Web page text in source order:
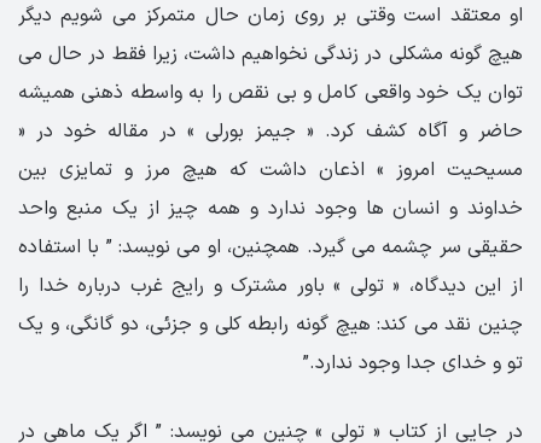
او معتقد است وقتی بر روی زمان حال متمرکز می شویم دیگر
هیچ گونه مشکلی در زندگی نخواهیم داشت، زیرا فقط در حال می
توان یک خود واقعی کامل و بی نقص را به واسطه ذهنی همیشه
حاضر و آگاه کشف کرد. « جیمز بورلی » در مقاله خود در «
مسیحیت امروز » اذعان داشت که هیچ مرز و تمایزی بین
خداوند و انسان ها وجود ندارد و همه چیز از یک منبع واحد
حقیقی سر چشمه می گیرد. همچنین، او می نویسد: ” با استفاده
از این دیدگاه، « تولی » باور مشترک و رایج غرب درباره خدا را
چنین نقد می کند: هیچ گونه رابطه کلی و جزئی، دو گانگی، و یک
تو و خدای جدا وجود ندارد.”
در جایی از کتاب « تولی » چنین می نویسد: ” اگر یک ماهی در